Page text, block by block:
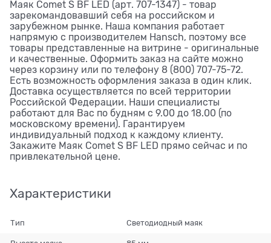
Маяк Comet S BF LED (арт. 707-1347) - товар
зарекомандовавший себя на российском и
зарубежном рынке. Наша компания работает
напрямую с производителем Hansch, поэтому все
товары представленные на витрине - оригинальные
и качественные. Оформить заказ на сайте можно
через корзину или по телефону 8 (800) 707-75-72.
Есть возможность оформления заказа в один клик.
Доставка осуществляется по всей территории
Российской Федерации. Наши специалисты
работают для Вас по будням с 9.00 до 18.00 (по
московскому времени). Гарантируем
индивидуальный подход к каждому клиенту.
Закажите Маяк Comet S BF LED прямо сейчас и по
привлекательной цене.
Характеристики
Тип Светодиодный маяк